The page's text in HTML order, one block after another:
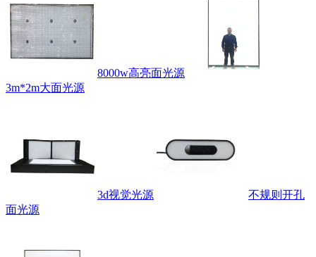
8000w高亮面光源
3m*2m大面光源
3d视觉光源
不规则开孔
面光源